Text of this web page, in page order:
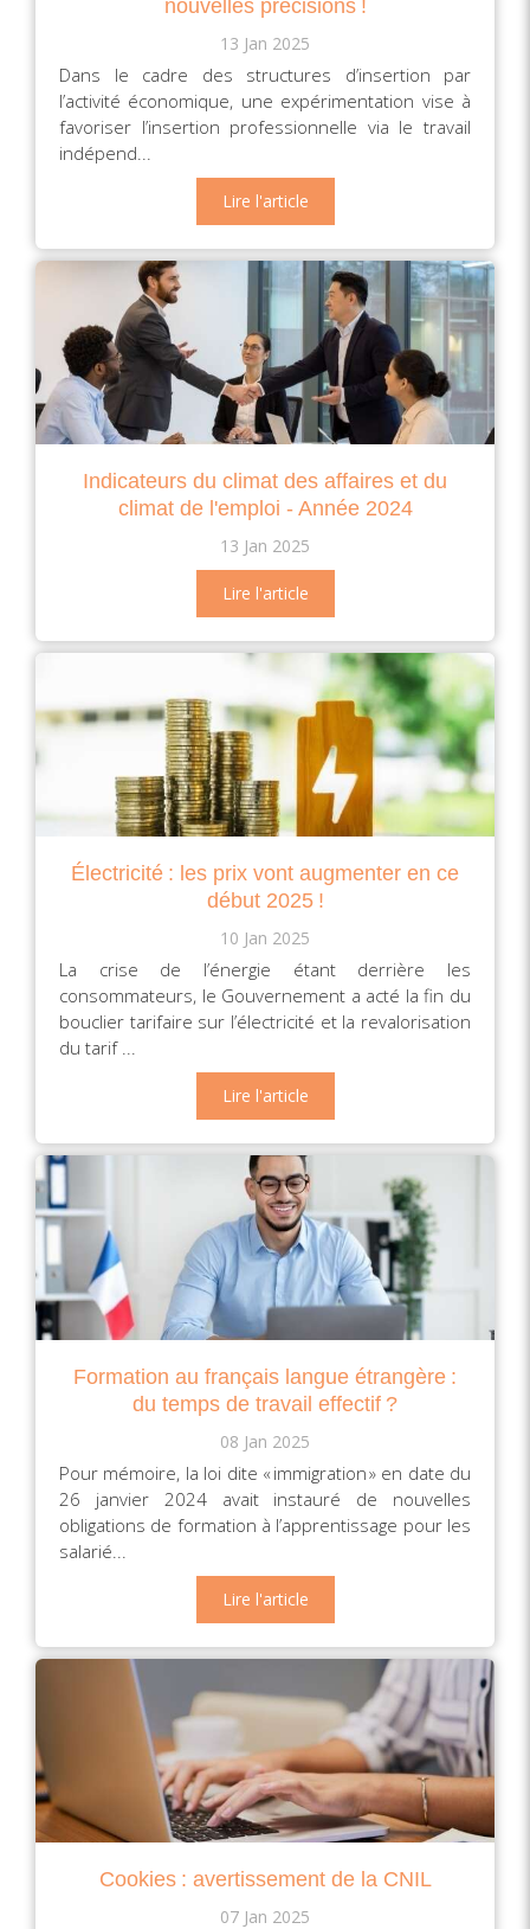
nouvelles précisions !
13 Jan 2025
Dans le cadre des structures d’insertion par
l’activité économique, une expérimentation vise à
favoriser l’insertion professionnelle via le travail
indépend...
Lire l'article
Indicateurs du climat des affaires et du
climat de l'emploi - Année 2024
13 Jan 2025
Lire l'article
Électricité : les prix vont augmenter en ce
début 2025 !
10 Jan 2025
La crise de l’énergie étant derrière les
consommateurs, le Gouvernement a acté la fin du
bouclier tarifaire sur l’électricité et la revalorisation
du tarif ...
Lire l'article
Formation au français langue étrangère :
du temps de travail effectif ?
08 Jan 2025
Pour mémoire, la loi dite « immigration » en date du
26 janvier 2024 avait instauré de nouvelles
obligations de formation à l’apprentissage pour les
salarié...
Lire l'article
Cookies : avertissement de la CNIL
07 Jan 2025